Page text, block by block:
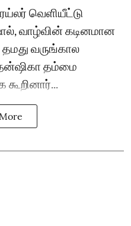
வெளியீட்டு
வாழ்வின் கடினமான
வருங்கால
தம்மை